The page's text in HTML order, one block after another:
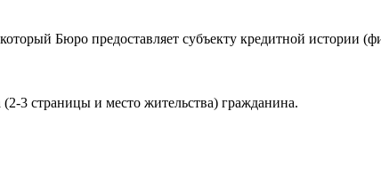
Бюро предоставляет субъекту кредитной истории
3 страницы и место жительства) гражданина.